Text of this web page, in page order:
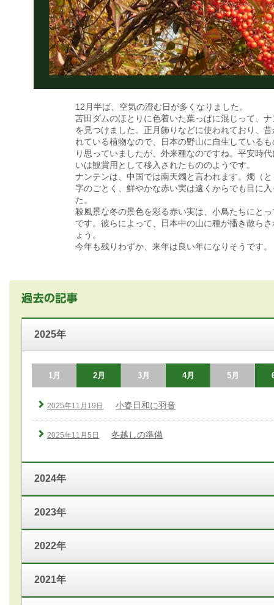
12月半ば、空気の澄む日が多くなりました。
苫田ダムのほとりに色着いた葉っぱに混じって、
を見つけました。正月飾りなどに使われており、
れている植物なので、日本の野山に自生している
り思っていましたが、外来種なのですね。平安時
いは観賞用として移入されたもののようです。
ナンテンは、中国では南天燭と言われます。燭（
字のごとく、鮮やかな赤い実は遠くからでも目に
た。
殺風景な冬の景色を彩る赤い実は、小鳥たちにと
です。彼らによって、日本中の山に種が播き散ら
ょう。
今年も残りわずか、来年は良い年になりそうです。
2025年
1月 2月 3月 4月 5月
2025年11月19日 小春日和に羽音
2025年11月5日 冬越しの準備
2024年
2023年
2022年
2021年